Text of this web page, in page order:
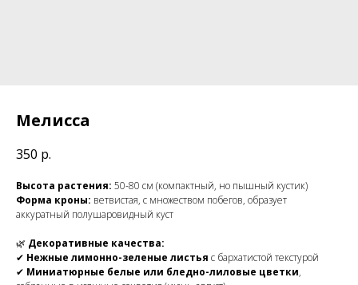
Мелисса
350 р.
Высота растения: 50-80 см (компактный, но пышный кустик)
Форма кроны: ветвистая, с множеством побегов, образует
аккуратный полушаровидный куст
🌿 Декоративные качества:
✔ Нежные лимонно-зеленые листья с бархатистой текстурой
✔ Миниатюрные белые или бледно-лиловые цветки,